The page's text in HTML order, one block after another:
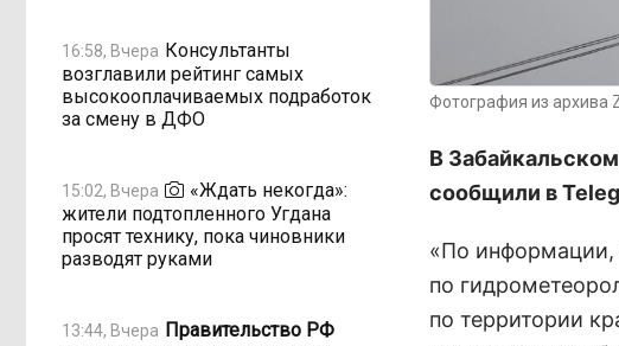
16:58, Вчера Консультанты
возглавили рейтинг самых
высокооплачиваемых подработок
за смену в ДФО
15:02, Вчера
«Ждать некогда»:
жители подтопленного Угдана
просят технику, пока чиновники
разводят руками
13:44, Вчера Правительство РФ
Фотография из архива
В
сообщили в
«По информации,
по
по территории